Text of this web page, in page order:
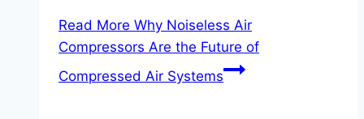
Read More Why Noiseless Air
Compressors Are the Future of
Compressed Air Systems